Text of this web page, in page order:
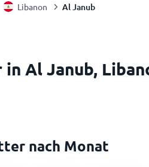
Libanon Al Janub
in Al Janub,
nach Monat